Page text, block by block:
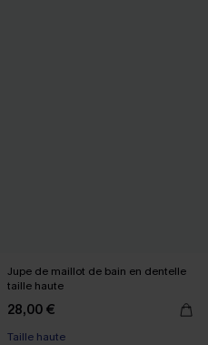
Jupe de maillot de bain en dentelle
taille haute
28,00 €
Taille haute